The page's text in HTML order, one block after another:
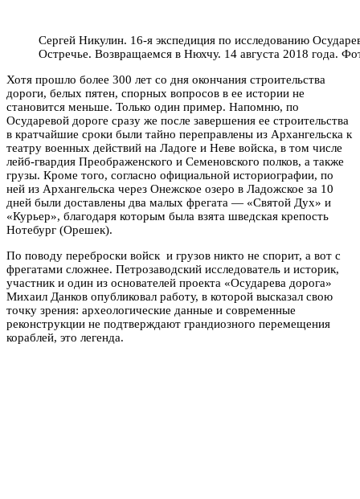
Сергей Никулин. 16-я экспедиция по исследованию
Остречье. Возвращаемся в Нюхчу. 14 августа 2018 года.
Хотя прошло более 300 лет со дня окончания строительства
дороги, белых пятен, спорных вопросов в ее истории не
становится меньше. Только один пример. Напомню, по
Осударевой дороге сразу же после завершения ее строительства
в кратчайшие сроки были тайно переправлены из Архангельска к
театру военных действий на Ладоге и Неве войска, в том числе
лейб-гвардия Преображенского и Семеновского полков, а также
грузы. Кроме того, согласно официальной историографии, по
ней из Архангельска через Онежское озеро в Ладожское за 10
дней были доставлены два малых фрегата — «Святой Дух» и
«Курьер», благодаря которым была взята шведская крепость
Нотебург (Орешек).
По поводу переброски войск и грузов никто не спорит, а вот с
фрегатами сложнее. Петрозаводский исследователь и историк,
участник и один из основателей проекта «Осударева дорога»
Михаил Данков опубликовал работу, в которой высказал свою
точку зрения: археологические данные и современные
реконструкции не подтверждают грандиозного перемещения
кораблей, это легенда.